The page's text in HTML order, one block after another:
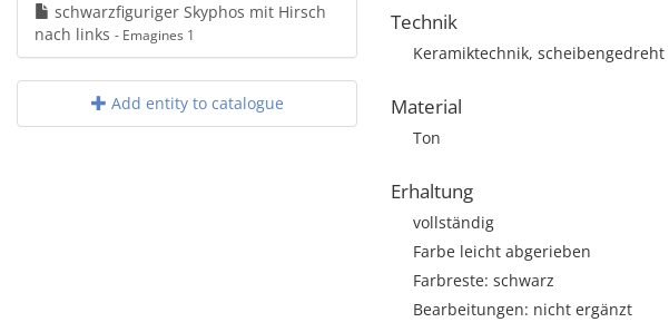
schwarzfiguriger Skyphos mit Hirsch
nach links - Emagines 1
Add entity to catalogue
Technik
Keramiktechnik, scheibengedreht
Material
Ton
Erhaltung
vollständig
Farbe leicht abgerieben
Farbreste: schwarz
Bearbeitungen: nicht ergänzt